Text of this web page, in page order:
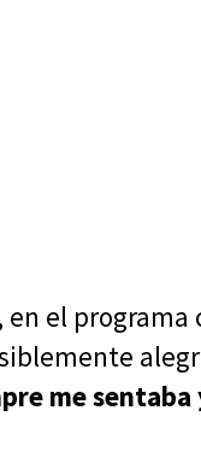
el programa
me sentaba